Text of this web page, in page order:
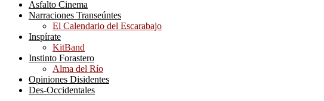
Asfalto Cinema
Narraciones Transeúntes
El Calendario del Escarabajo
Inspírate
KitBand
Instinto Forastero
Alma del Río
Opiniones Disidentes
Des-Occidentales